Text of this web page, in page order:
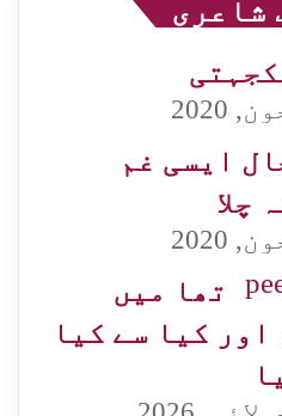
شاعری
ایسی غم
چلا
تھا میں
اور کیا سے کیا